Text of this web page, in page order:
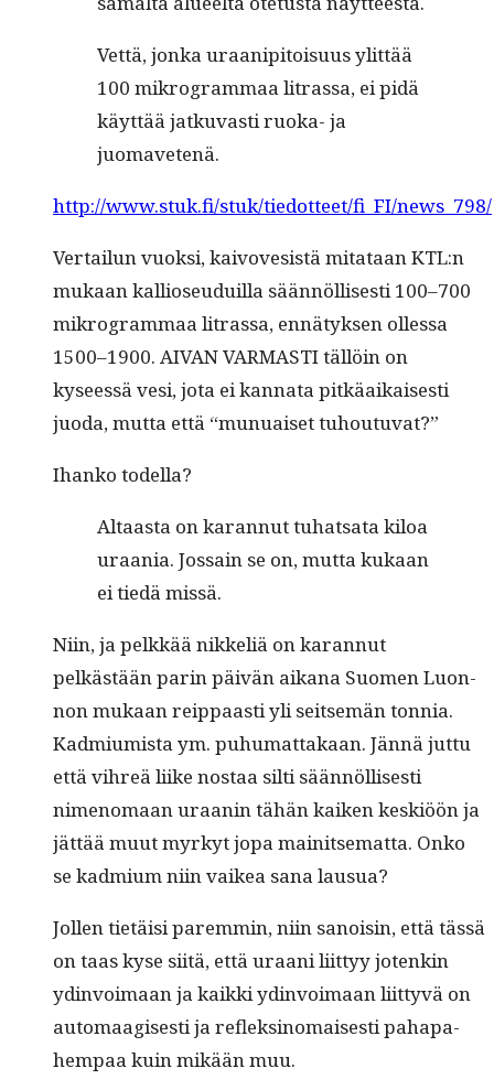
Vet­tä, jon­ka uraa­nip­i­toisu­us ylit­tää
100 mikro­gram­maa litrassa, ei pidä
käyt­tää jatku­vasti ruo­ka- ja
juomavetenä.
http://www.stuk.fi/stuk/tiedotteet/fi_FI/news_798/
Ver­tailun vuok­si, kaivovesistä mitataan KTL:n
mukaan kallioseuduil­la sään­nöl­lis­es­ti 100–700
mikro­gram­maa litrassa, ennä­tyk­sen ollessa
1500–1900. AIVAN VARMASTI täl­löin on
kyseessä vesi, jota ei kan­na­ta pitkäaikaises­ti
juo­da, mut­ta että “munuaiset tuhoutuvat?”
Ihanko todel­la?
Altaas­ta on karan­nut tuhat­sa­ta kiloa
uraa­nia. Jos­sain se on, mut­ta kukaan
ei tiedä missä.
Niin, ja pelkkää nikke­liä on karan­nut
pelkästään parin päivän aikana Suomen Luon­
non mukaan reip­paasti yli seit­semän ton­nia.
Kad­mi­u­mista ym. puhu­mat­takaan. Jän­nä jut­tu
että vihreä liike nos­taa silti sään­nöl­lis­es­ti
nimeno­maan uraanin tähän kaiken keskiöön ja
jät­tää muut myrkyt jopa mainit­se­mat­ta. Onko
se kad­mi­um niin vaikea sana lausua?
Jollen tietäisi parem­min, niin sanois­in, että tässä
on taas kyse siitä, että uraani liit­tyy jotenkin
ydin­voimaan ja kaik­ki ydin­voimaan liit­tyvä on
automaagis­es­ti ja refleksi­no­mais­es­ti paha­pa­
hempaa kuin mikään muu.